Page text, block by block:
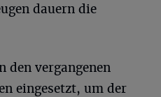
dauern die
den vergangenen
eingesetzt, um der